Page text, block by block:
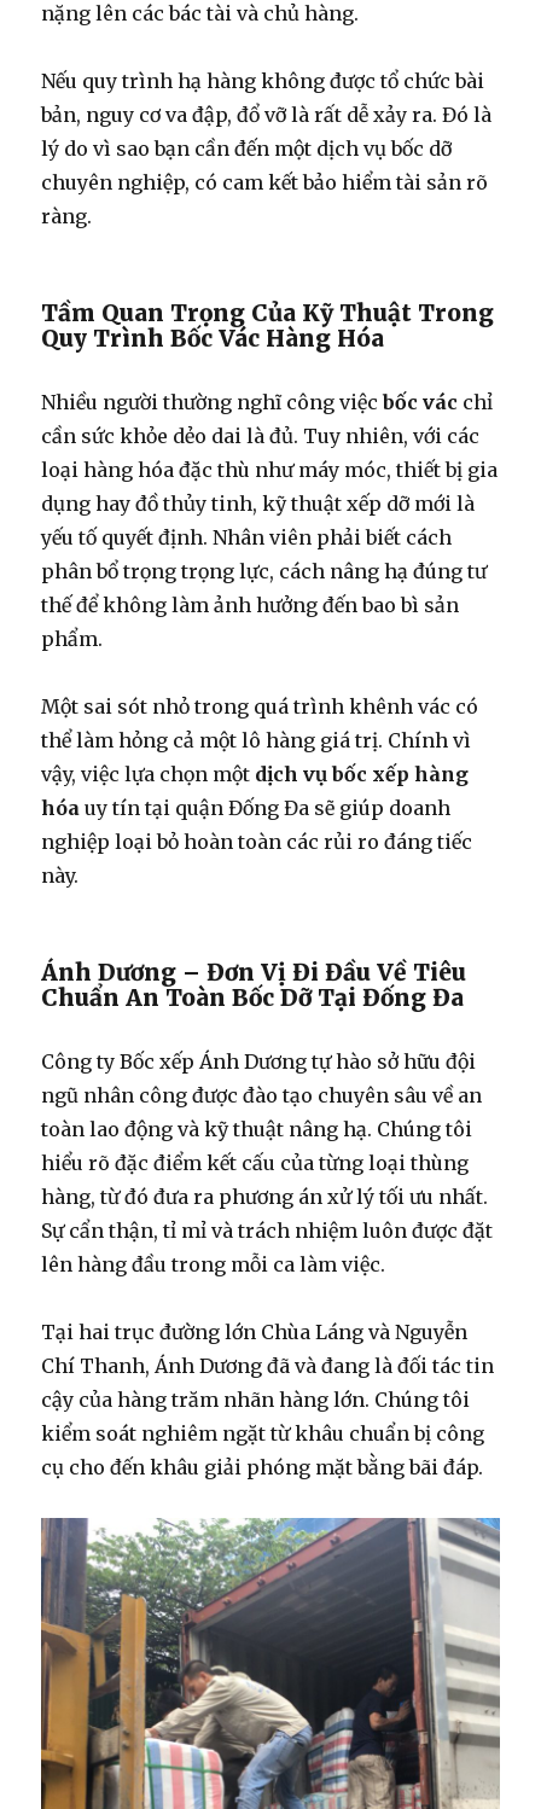
nặng lên các bác tài và chủ hàng.
Nếu quy trình hạ hàng không được tổ chức bài
bản, nguy cơ va đập, đổ vỡ là rất dễ xảy ra. Đó là
lý do vì sao bạn cần đến một dịch vụ bốc dỡ
chuyên nghiệp, có cam kết bảo hiểm tài sản rõ
ràng.
Tầm Quan Trọng Của Kỹ Thuật Trong
Quy Trình Bốc Vác Hàng Hóa
Nhiều người thường nghĩ công việcbốc vác chỉ
cần sức khỏe dẻo dai là đủ. Tuy nhiên, với các
loại hàng hóa đặc thù như máy móc, thiết bị gia
dụng hay đồ thủy tinh, kỹ thuật xếp dỡ mới là
yếu tố quyết định. Nhân viên phải biết cách
phân bổ trọng trọng lực, cách nâng hạ đúng tư
thế để không làm ảnh hưởng đến bao bì sản
phẩm.
Một sai sót nhỏ trong quá trình khênh vác có
thể làm hỏng cả một lô hàng giá trị. Chính vì
vậy, việc lựa chọn một dịch vụ bốc xếp hàng
hóa uy tín tại quận Đống Đa sẽ giúp doanh
nghiệp loại bỏ hoàn toàn các rủi ro đáng tiếc
này.
Ánh Dương – Đơn Vị Đi Đầu Về Tiêu
Chuẩn An Toàn Bốc Dỡ Tại Đống Đa
Công ty Bốc xếp Ánh Dương tự hào sở hữu đội
ngũ nhân công được đào tạo chuyên sâu về an
toàn lao động và kỹ thuật nâng hạ. Chúng tôi
hiểu rõ đặc điểm kết cấu của từng loại thùng
hàng, từ đó đưa ra phương án xử lý tối ưu nhất.
Sự cẩn thận, tỉ mỉ và trách nhiệm luôn được đặt
lên hàng đầu trong mỗi ca làm việc.
Tại hai trục đường lớn Chùa Láng và Nguyễn
Chí Thanh, Ánh Dương đã và đang là đối tác tin
cậy của hàng trăm nhãn hàng lớn. Chúng tôi
kiểm soát nghiêm ngặt từ khâu chuẩn bị công
cụ cho đến khâu giải phóng mặt bằng bãi đáp.